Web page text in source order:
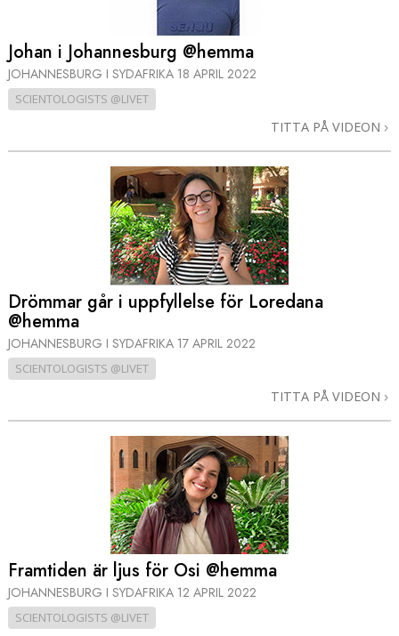
Johan i Johannesburg @hemma
JOHANNESBURG I SYDAFRIKA 18 APRIL 2022
SCIENTOLOGISTS @LIVET
TITTA PÅ VIDEON
Drömmar går i uppfyllelse för Loredana
@hemma
JOHANNESBURG I SYDAFRIKA 17 APRIL 2022
SCIENTOLOGISTS @LIVET
TITTA PÅ VIDEON
Framtiden är ljus för Osi @hemma
JOHANNESBURG I SYDAFRIKA 12 APRIL 2022
SCIENTOLOGISTS @LIVET